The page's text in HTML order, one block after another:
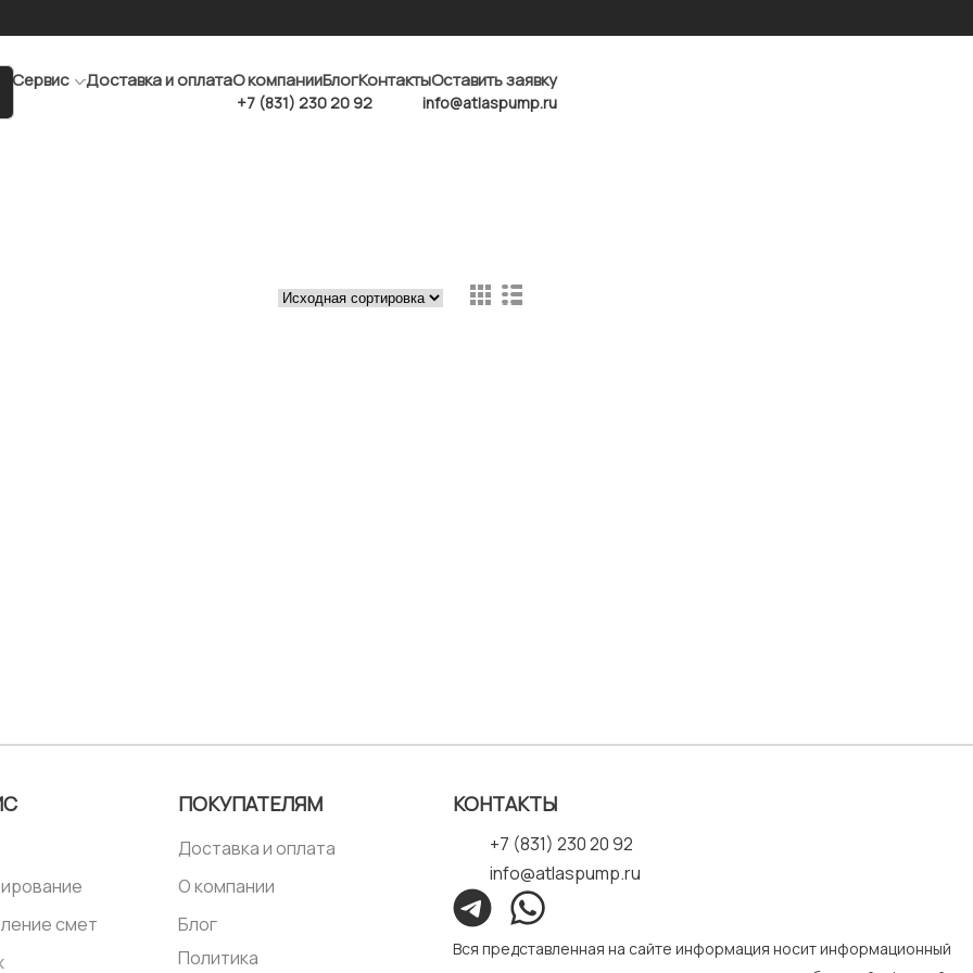
Сервис Доставка и оплатаО компанииБлогКонтактыОставить заявку
+7 (831) 230 20 92 info@atlaspump.ru
смет
ПОКУПАТЕЛЯМ
Доставка и оплата
О компании
Блог
Политика
КОНТАКТЫ
+7 (831) 230 20 92
info@atlaspump.ru
Вся представленная на сайте информация носит информационный